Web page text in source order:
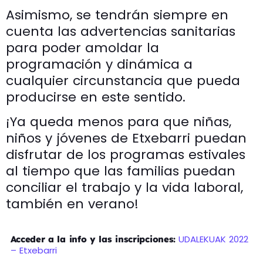
Asimismo, se tendrán siempre en
cuenta las advertencias sanitarias
para poder amoldar la
programación y dinámica a
cualquier circunstancia que pueda
producirse en este sentido.
¡Ya queda menos para que niñas,
niños y jóvenes de Etxebarri puedan
disfrutar de los programas estivales
al tiempo que las familias puedan
conciliar el trabajo y la vida laboral,
también en verano!
Acceder a la info y las inscripciones: UDALEKUAK 2022
– Etxebarri